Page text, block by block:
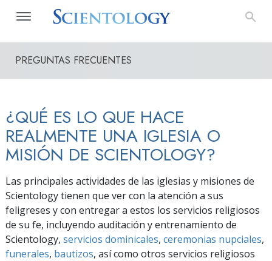
PREGUNTAS FRECUENTES
¿QUÉ ES LO QUE HACE
REALMENTE UNA IGLESIA O
MISIÓN DE SCIENTOLOGY?
Las principales actividades de las iglesias y misiones de
Scientology tienen que ver con la atención a sus
feligreses y con entregar a estos los servicios religiosos
de su fe, incluyendo auditación y entrenamiento de
Scientology, servicios dominicales, ceremonias nupciales,
funerales, bautizos, así como otros servicios religiosos